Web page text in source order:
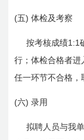
(五) 体检及考察
按考核成绩1:1
行；体检合格者进
任一环节不合格，
(六) 录用
拟聘人员与我